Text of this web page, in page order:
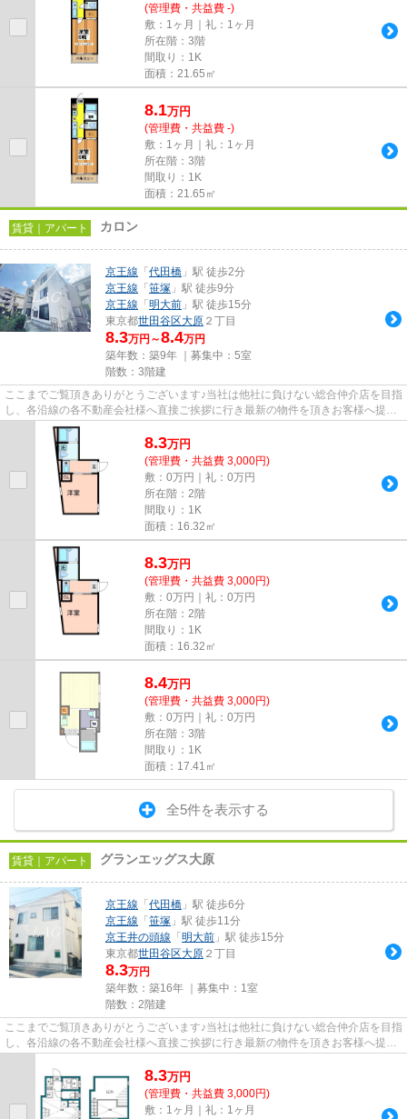
(管理費・共益費 -)
敷：1ヶ月｜礼：1ヶ月
所在階：3階
間取り：1K
面積：21.65㎡
8.1万円
(管理費・共益費 -)
敷：1ヶ月｜礼：1ヶ月
所在階：3階
間取り：1K
面積：21.65㎡
賃貸｜アパート カロン
京王線 「 代田橋 」駅 徒歩2分
京王線 「 笹塚 」駅 徒歩9分
京王線 「 明大前 」駅 徒歩15分
東京都世田谷区大原 ２丁目
8.3万円～8.4万円
築年数：築9年 ｜募集中： 5室
階数：3階建
ここまでご覧頂きありがとうございます♪当社は他社に負けない総合仲介店を目指
し、各沿線の各不動産会社様へ直接ご挨拶に行き最新の物件を頂きお客様へ提供
しております！最新の情報は...
8.3万円
(管理費・共益費 3,000円)
敷：0万円｜礼：0万円
所在階：2階
間取り：1K
面積：16.32㎡
8.3万円
(管理費・共益費 3,000円)
敷：0万円｜礼：0万円
所在階：2階
間取り：1K
面積：16.32㎡
8.4万円
(管理費・共益費 3,000円)
敷：0万円｜礼：0万円
所在階：3階
間取り：1K
面積：17.41㎡
全5件を表示する
賃貸｜アパート グランエッグス大原
京王線 「 代田橋 」駅 徒歩6分
京王線 「 笹塚 」駅 徒歩11分
京王井の頭線 「 明大前 」駅 徒歩15分
東京都世田谷区大原 ２丁目
8.3万円
築年数：築16年 ｜募集中： 1室
階数：2階建
ここまでご覧頂きありがとうございます♪当社は他社に負けない総合仲介店を目指
し、各沿線の各不動産会社様へ直接ご挨拶に行き最新の物件を頂きお客様へ提供
8.3万円
(管理費・共益費 3,000円)
敷：1ヶ月｜礼：1ヶ月